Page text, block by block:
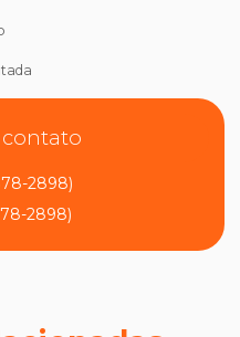
teams
zoom
em inglês
2898)
2898)